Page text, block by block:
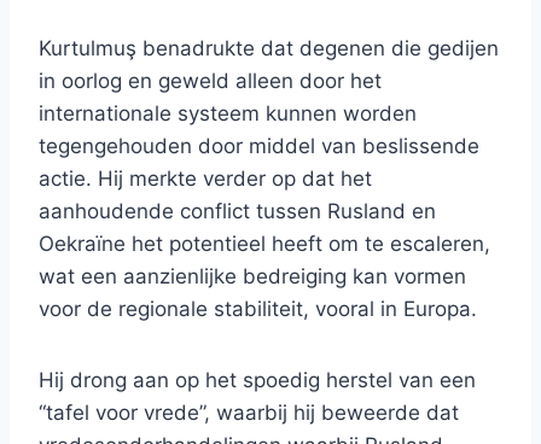
Kurtulmuş benadrukte dat degenen die gedijen
in oorlog en geweld alleen door het
internationale systeem kunnen worden
tegengehouden door middel van beslissende
actie. Hij merkte verder op dat het
aanhoudende conflict tussen Rusland en
Oekraïne het potentieel heeft om te escaleren,
wat een aanzienlijke bedreiging kan vormen
voor de regionale stabiliteit, vooral in Europa.
Hij drong aan op het spoedig herstel van een
“tafel voor vrede”, waarbij hij beweerde dat